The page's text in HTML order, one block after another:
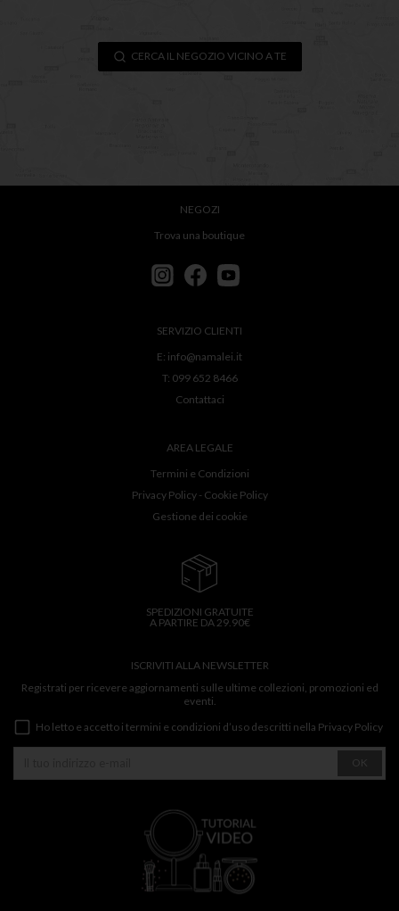
CERCA IL NEGOZIO VICINO A TE
NEGOZI
Trova una boutique
SERVIZIO CLIENTI
E: info@namalei.it
T: 099 652 8466
Contattaci
AREA LEGALE
Termini e Condizioni
Privacy Policy- Cookie Policy
Gestione dei cookie
SPEDIZIONI GRATUITE
A PARTIRE DA 29.90€
ISCRIVITI ALLA NEWSLETTER
Registrati per ricevere aggiornamenti sulle ultime collezioni, promozioni ed
eventi.
Ho letto e accetto i termini e condizioni d’uso descritti nella Privacy Policy
OK